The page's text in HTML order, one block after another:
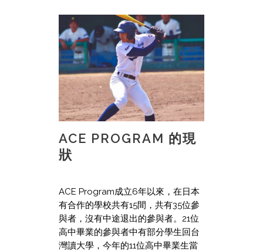
ACE PROGRAM 的現
狀
ACE Program成立6年以來，在日本
有合作的學校共有15間，共有35位參
與者，沒有中途退出的參與者。21位
高中畢業的參與者中有部分學生回台
灣讀大學，今年的11位高中畢業生當